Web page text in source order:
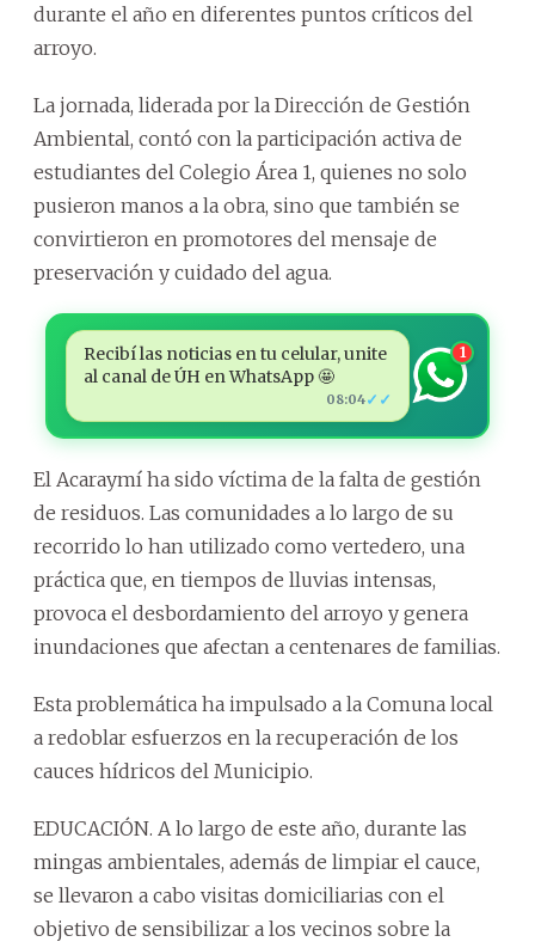
durante el año en diferentes puntos críticos del
arroyo.
La jornada, liderada por la Dirección de Gestión
Ambiental, contó con la participación activa de
estudiantes del Colegio Área 1, quienes no solo
pusieron manos a la obra, sino que también se
convirtieron en promotores del mensaje de
preservación y cuidado del agua.
Recibí las noticias en tu celular, unite
al canal de ÚH en WhatsApp 🤩
08:04✓✓
1
El Acaraymí ha sido víctima de la falta de gestión
de residuos. Las comunidades a lo largo de su
recorrido lo han utilizado como vertedero, una
práctica que, en tiempos de lluvias intensas,
provoca el desbordamiento del arroyo y genera
inundaciones que afectan a centenares de familias.
Esta problemática ha impulsado a la Comuna local
a redoblar esfuerzos en la recuperación de los
cauces hídricos del Municipio.
EDUCACIÓN. A lo largo de este año, durante las
mingas ambientales, además de limpiar el cauce,
se llevaron a cabo visitas domiciliarias con el
objetivo de sensibilizar a los vecinos sobre la